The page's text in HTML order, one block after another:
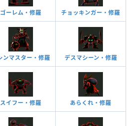
ゴーレム・修羅 チョッキンガー・修羅
ンマスター・修羅 デスマシーン・修羅
スイフー・修羅 あらくれ・修羅